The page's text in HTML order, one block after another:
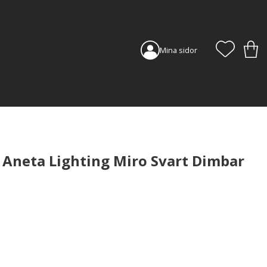
Mina sidor
Lighting Miro Svart Dimbar